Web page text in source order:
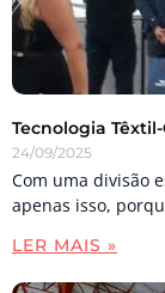
Tecnologia
24/09/2025
Com uma divisão
apenas isso,
LER MAIS »